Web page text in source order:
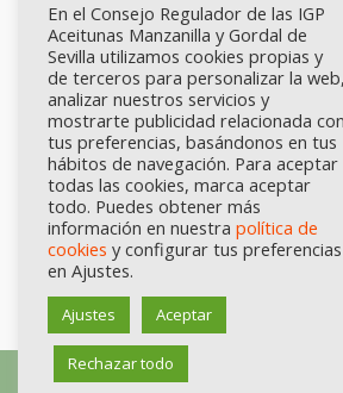
Calidad certificada por Origen.
© Consejo Regulador de las
En el Consejo Regulador de las IGP
Aceitunas Manzanilla y Gordal de
Sevilla utilizamos cookies propias y
de terceros para personalizar la web,
analizar nuestros servicios y
mostrarte publicidad relacionada con
tus preferencias, basándonos en tus
hábitos de navegación. Para aceptar
todas las cookies, marca aceptar
todo. Puedes obtener más
información en nuestra política de
cookies y configurar tus preferencias
en Ajustes.
Ajustes Aceptar
Rechazar todo